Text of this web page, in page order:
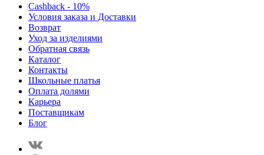
Cashback - 10%
Условия заказа и Доставки
Возврат
Уход за изделиями
Обратная связь
Каталог
Контакты
Школьные платья
Оплата долями
Карьера
Поставщикам
Блог